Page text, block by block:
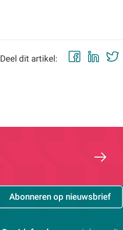
Deel dit artikel:
Abonneren op nieuwsbrief